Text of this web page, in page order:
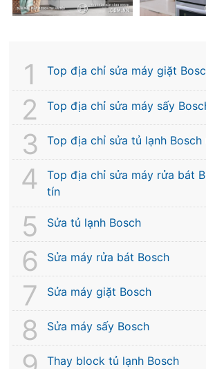
Top địa chỉ sửa máy giặt
Top địa chỉ sửa máy sấy
Top địa chỉ sửa tủ lạnh Bosch
Top địa chỉ sửa máy rửa bát
tín
Sửa tủ lạnh Bosch
Sửa máy rửa bát Bosch
Sửa máy giặt Bosch
Sửa máy sấy Bosch
Thay block tủ lạnh Bosch